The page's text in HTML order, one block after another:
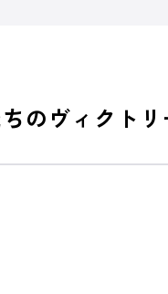
のヴィクト